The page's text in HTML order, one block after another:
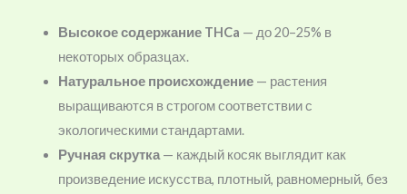
Высокое содержание THCa — до 20–25% в
некоторых образцах.
Натуральное происхождение— растения
выращиваются в строгом соответствии с
экологическими стандартами.
Ручная скрутка— каждый косяк выглядит как
произведение искусства, плотный, равномерный, без